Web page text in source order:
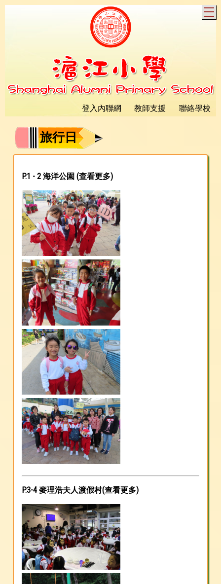
登入內聯網 教師支援 聯絡學校
旅行日
P.1 - 2 海洋公園 (查看更多)
P.3-4 麥理浩夫人渡假村(查看更多)